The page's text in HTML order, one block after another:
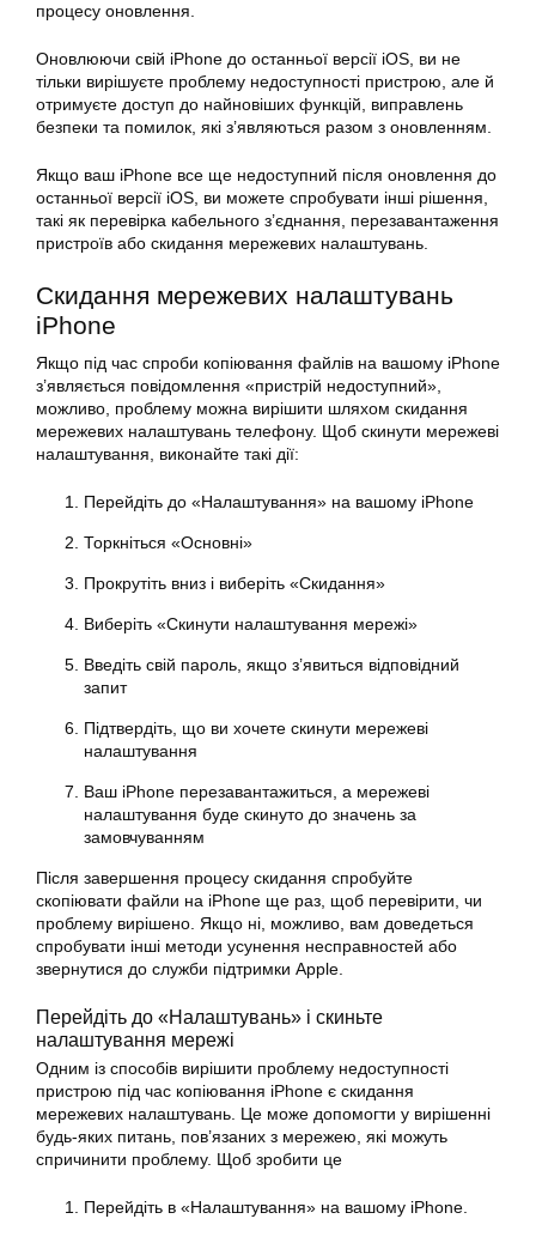
процесу оновлення.
Оновлюючи свій iPhone до останньої версії iOS, ви не
тільки вирішуєте проблему недоступності пристрою, але й
отримуєте доступ до найновіших функцій, виправлень
безпеки та помилок, які з’являються разом з оновленням.
Якщо ваш iPhone все ще недоступний після оновлення до
останньої версії iOS, ви можете спробувати інші рішення,
такі як перевірка кабельного з’єднання, перезавантаження
пристроїв або скидання мережевих налаштувань.
Скидання мережевих налаштувань
iPhone
Якщо під час спроби копіювання файлів на вашому iPhone
з’являється повідомлення «пристрій недоступний»,
можливо, проблему можна вирішити шляхом скидання
мережевих налаштувань телефону. Щоб скинути мережеві
налаштування, виконайте такі дії:
Перейдіть до «Налаштування» на вашому iPhone
Торкніться «Основні»
Прокрутіть вниз і виберіть «Скидання»
Виберіть «Скинути налаштування мережі»
Введіть свій пароль, якщо з’явиться відповідний
запит
Підтвердіть, що ви хочете скинути мережеві
налаштування
Ваш iPhone перезавантажиться, а мережеві
налаштування буде скинуто до значень за
замовчуванням
Після завершення процесу скидання спробуйте
скопіювати файли на iPhone ще раз, щоб перевірити, чи
проблему вирішено. Якщо ні, можливо, вам доведеться
спробувати інші методи усунення несправностей або
звернутися до служби підтримки Apple.
Перейдіть до «Налаштувань» і скиньте
налаштування мережі
Одним із способів вирішити проблему недоступності
пристрою під час копіювання iPhone є скидання
мережевих налаштувань. Це може допомогти у вирішенні
будь-яких питань, пов’язаних з мережею, які можуть
спричинити проблему. Щоб зробити це
Перейдіть в «Налаштування» на вашому iPhone.